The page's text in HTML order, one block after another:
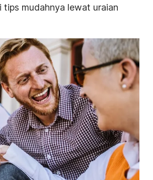
tips mudahnya lewat uraian